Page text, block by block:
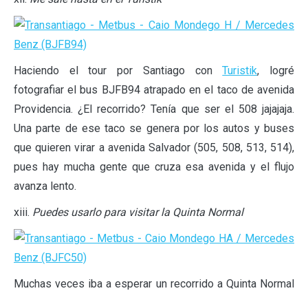
Haciendo el tour por Santiago conTuristik, logré
fotografiar el bus BJFB94 atrapado en el taco de avenida
Providencia. ¿El recorrido? Tenía que ser el 508 jajajaja.
Una parte de ese taco se genera por los autos y buses
que quieren virar a avenida Salvador (505, 508, 513, 514),
pues hay mucha gente que cruza esa avenida y el flujo
avanza lento.
xiii. Puedes usarlo para visitar la Quinta Normal
Muchas veces iba a esperar un recorrido a Quinta Normal